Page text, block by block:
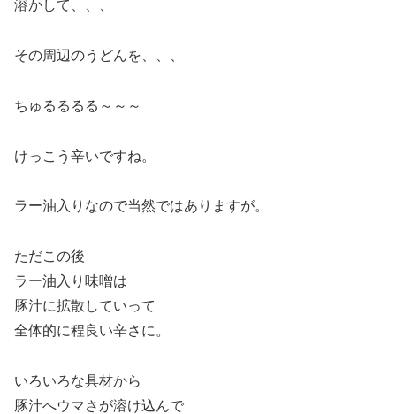
溶かして、、、
その周辺のうどんを、、、
ちゅるるるる～～～
けっこう辛いですね。
ラー油入りなので当然ではありますが。
ただこの後
ラー油入り味噌は
豚汁に拡散していって
全体的に程良い辛さに。
いろいろな具材から
豚汁へウマさが溶け込んで